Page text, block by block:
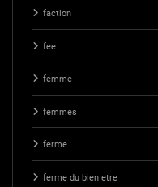
faction
fee
femme
femmes
ferme
ferme du bien etre